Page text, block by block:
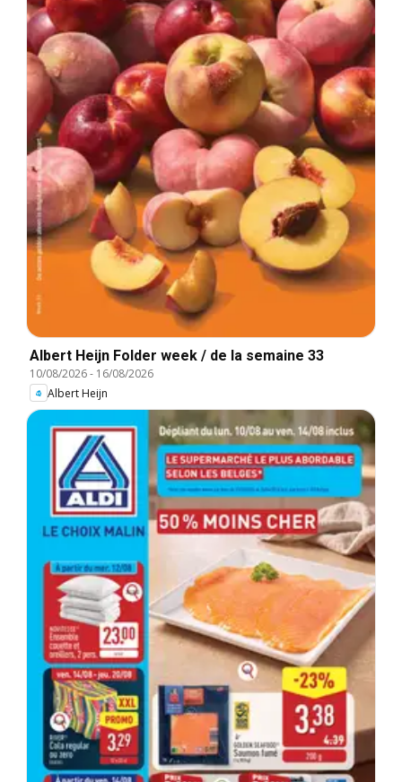
Albert Heijn Folder week / de la semaine 33
10/08/2026- 16/08/2026
Albert Heijn